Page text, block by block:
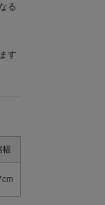
る
す
幅